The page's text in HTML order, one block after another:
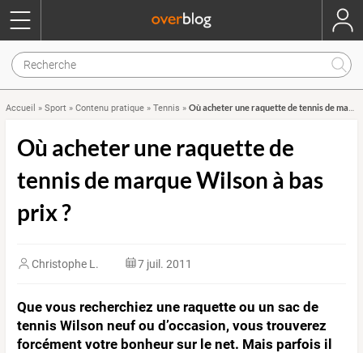
Accueil » Sport » Contenu pratique » Tennis » Où acheter une raquette de tennis de marque Wilson à bas prix ?
Où acheter une raquette de
tennis de marque Wilson à bas
prix ?
Christophe L. 7 juil. 2011
Que vous recherchiez une raquette ou un sac de
tennis Wilson neuf ou d’occasion, vous trouverez
forcément votre bonheur sur le net. Mais parfois il